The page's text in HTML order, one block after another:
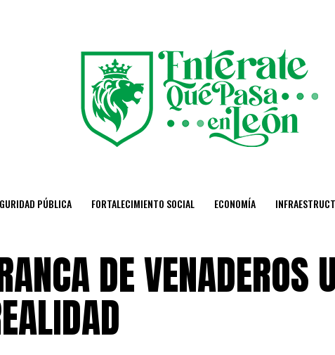
PÚBLICA FORTALECIMIENTO SOCIAL ECONOMÍA
DE VENADEROS